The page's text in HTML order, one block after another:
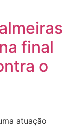
final
o
atuação